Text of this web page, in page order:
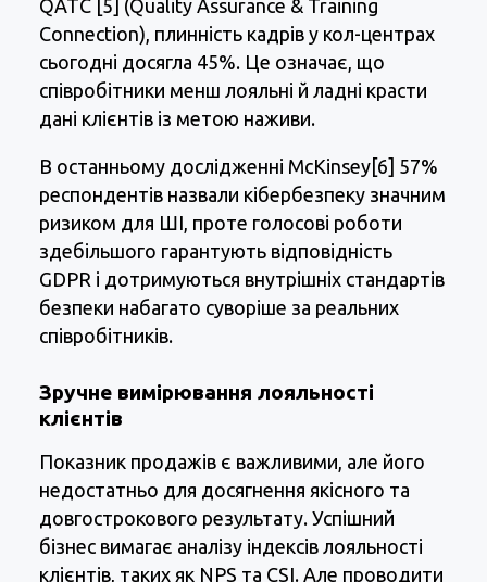
QATC [5] (Quality Assurance & Training
Connection), плинність кадрів у кол-центрах
сьогодні досягла 45%. Це означає, що
співробітники менш лояльні й ладні красти
дані клієнтів із метою наживи.
В останньому дослідженні McKinsey[6] 57%
респондентів назвали кібербезпеку значним
ризиком для ШІ, проте голосові роботи
здебільшого гарантують відповідність
GDPR і дотримуються внутрішніх стандартів
безпеки набагато суворіше за реальних
співробітників.
Зручне вимірювання лояльності
клієнтів
Показник продажів є важливими, але його
недостатньо для досягнення якісного та
довгострокового результату. Успішний
бізнес вимагає аналізу індексів лояльності
клієнтів, таких як NPS та CSI. Але проводити